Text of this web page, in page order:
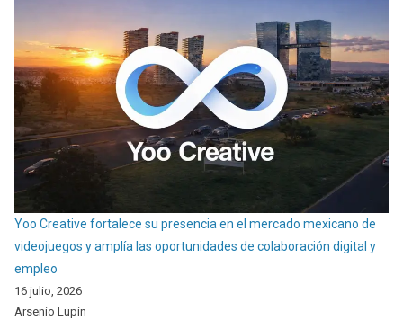
Yoo Creative fortalece su presencia en el mercado mexicano de
videojuegos y amplía las oportunidades de colaboración digital y
empleo
16 julio, 2026
Arsenio Lupin